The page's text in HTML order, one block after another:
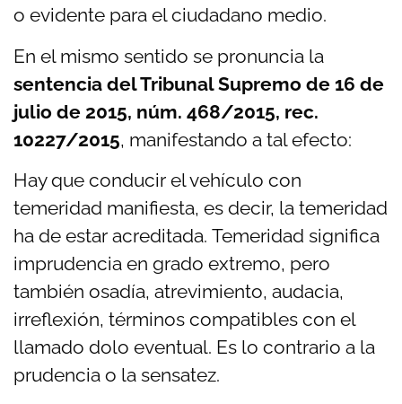
o evidente para el ciudadano medio.
En el mismo sentido se pronuncia la
sentencia del Tribunal Supremo de 16 de
julio de 2015, núm. 468/2015, rec.
10227/2015, manifestando a tal efecto:
Hay que conducir el vehículo con
temeridad manifiesta, es decir, la temeridad
ha de estar acreditada. Temeridad significa
imprudencia en grado extremo, pero
también osadía, atrevimiento, audacia,
irreflexión, términos compatibles con el
llamado dolo eventual. Es lo contrario a la
prudencia o la sensatez.